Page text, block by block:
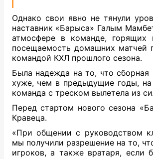
Однако свои явно не тянули
наставник «Барыса» Галым
атмосфере в команде, горящих
посещаемость домашних матчей
командой КХЛ прошлого сезона.
Была надежда на то, что
хуже, чем в предыдущие годы,
команда с треском вылетела из
Перед стартом нового сезона
Кравеца.
«При общении с руководством
мы получили разрешение на то,
игроков, а также вратаря, если